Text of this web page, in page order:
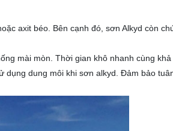
axit béo. Bên cạnh đó, sơn Alkyd còn
mài mòn. Thời gian khô nhanh cùng
dung môi khi sơn alkyd. Đảm bảo